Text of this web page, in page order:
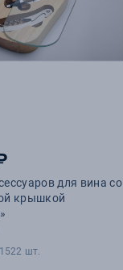
для вина со
крышкой
шт.